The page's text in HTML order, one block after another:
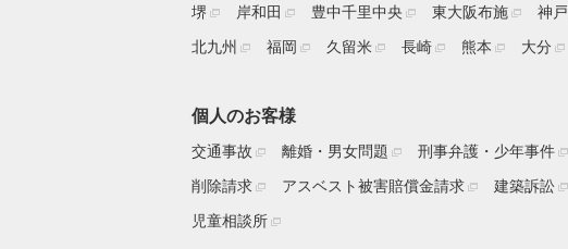
堺
岸和田 豊中千里中央 東大阪布施 神戸
北九州
福岡 久留米 長崎 熊本 大分
個人のお客様
交通事故 離婚・男女問題 刑事弁護・少年事件
削除請求
アスベスト被害賠償金請求 建築訴訟
児童相談所